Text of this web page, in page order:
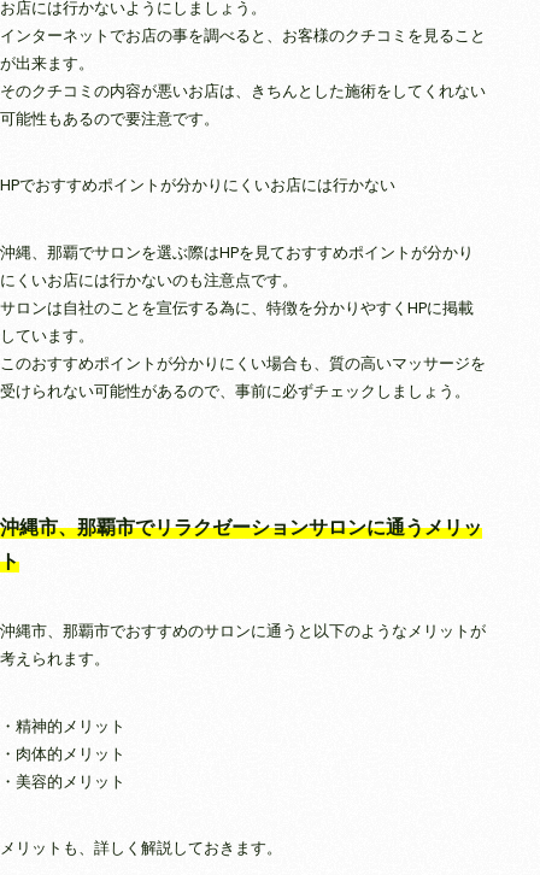
お店には行かないようにしましょう。
インターネットでお店の事を調べると、お客様のクチコミを見ること
が出来ます。
そのクチコミの内容が悪いお店は、きちんとした施術をしてくれない
可能性もあるので要注意です。
HPでおすすめポイントが分かりにくいお店には行かない
沖縄、那覇でサロンを選ぶ際はHPを見ておすすめポイントが分かり
にくいお店には行かないのも注意点です。
サロンは自社のことを宣伝する為に、特徴を分かりやすくHPに掲載
しています。
このおすすめポイントが分かりにくい場合も、質の高いマッサージを
受けられない可能性があるので、事前に必ずチェックしましょう。
沖縄市、那覇市でリラクゼーションサロンに通うメリッ
ト
沖縄市、那覇市でおすすめのサロンに通うと以下のようなメリットが
考えられます。
・精神的メリット
・肉体的メリット
・美容的メリット
メリットも、詳しく解説しておきます。